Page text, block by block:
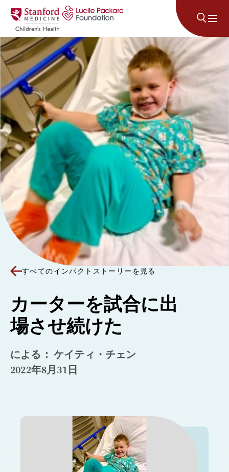
コンテンツにスキップ
すべてのインパクトストーリーを見る
カーターを試合に出
場させ続けた
による： ケイティ・チェン
2022年8月31日